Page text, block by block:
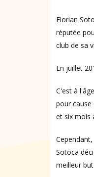
Florian
réputée
club de sa
En juillet
C'est à
pour cause
et six mois
Sotoca
meilleur